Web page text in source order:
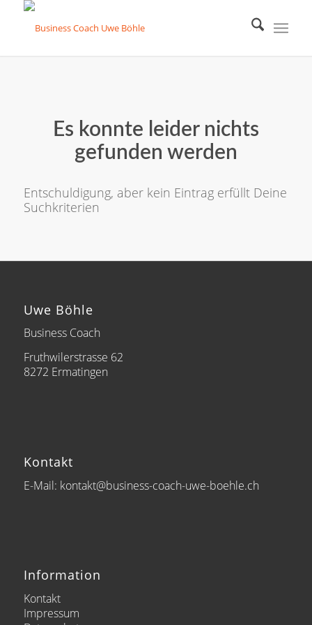
Es konnte leider nichts
gefunden werden
Entschuldigung, aber kein Eintrag erfüllt Deine
Suchkriterien
Uwe Böhle
Business Coach
Fruthwilerstrasse 62
8272 Ermatingen
Kontakt
E-Mail: kontakt@business-coach-uwe-boehle.ch
Information
Kontakt
Impressum